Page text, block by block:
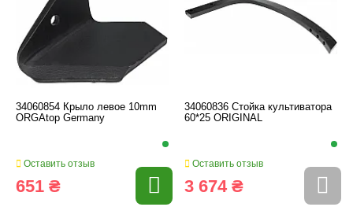
34060854 Крыло левое 10mm
ORGAtop Germany
Оставить отзыв
651 ₴
34060836 Стойка культиватора
60*25 ORIGINAL
Оставить отзыв
3 674 ₴